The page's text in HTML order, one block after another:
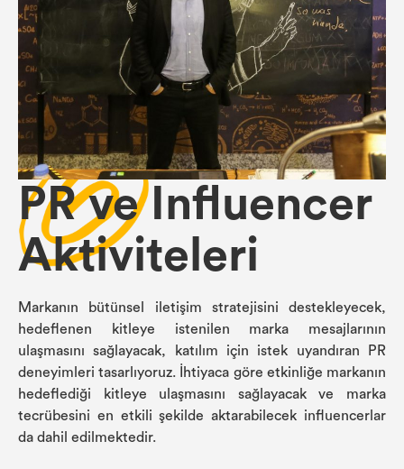
PR ve Influencer
Aktiviteleri
Markanın bütünsel iletişim stratejisini destekleyecek,
hedeflenen kitleye istenilen marka mesajlarının
ulaşmasını sağlayacak, katılım için istek uyandıran PR
deneyimleri tasarlıyoruz. İhtiyaca göre etkinliğe markanın
hedeflediği kitleye ulaşmasını sağlayacak ve marka
tecrübesini en etkili şekilde aktarabilecek influencerlar
da dahil edilmektedir.